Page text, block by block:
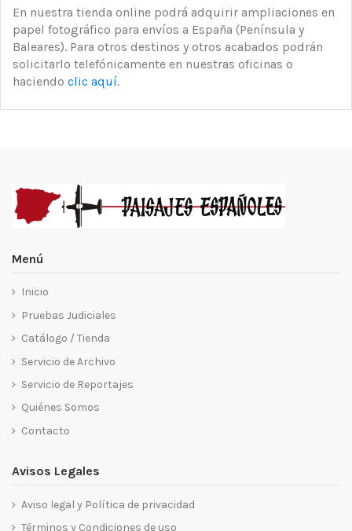
En nuestra tienda online podrá adquirir ampliaciones en
papel fotográfico para envíos a España (Península y
Baleares). Para otros destinos y otros acabados podrán
solicitarlo telefónicamente en nuestras oficinas o
haciendo clic aquí.
Menú
Inicio
Pruebas Judiciales
Catálogo / Tienda
Servicio de Archivo
Servicio de Reportajes
Quiénes Somos
Contacto
Avisos Legales
Aviso legal y Política de privacidad
Términos y Condiciones de uso